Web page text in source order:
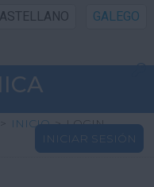
GALEGO
> INICIO > LOGIN
INICIAR SESIÓN